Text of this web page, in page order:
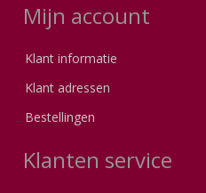
Mijn account
Klant informatie
Klant adressen
Bestellingen
Klanten service